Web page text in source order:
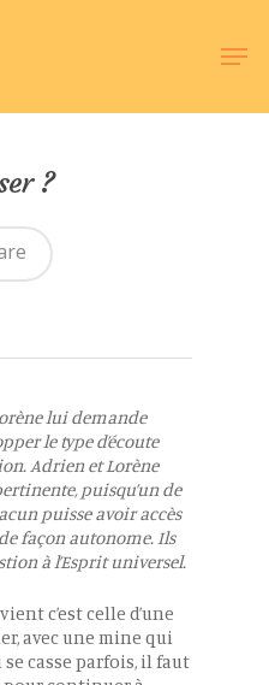
?
lui demande
le type d’écoute
Adrien et Lorène
puisqu’un de
puisse avoir accès
façon autonome. Ils
à l’Esprit universel.
c’est celle d’une
avec une mine qui
se casse parfois, il faut